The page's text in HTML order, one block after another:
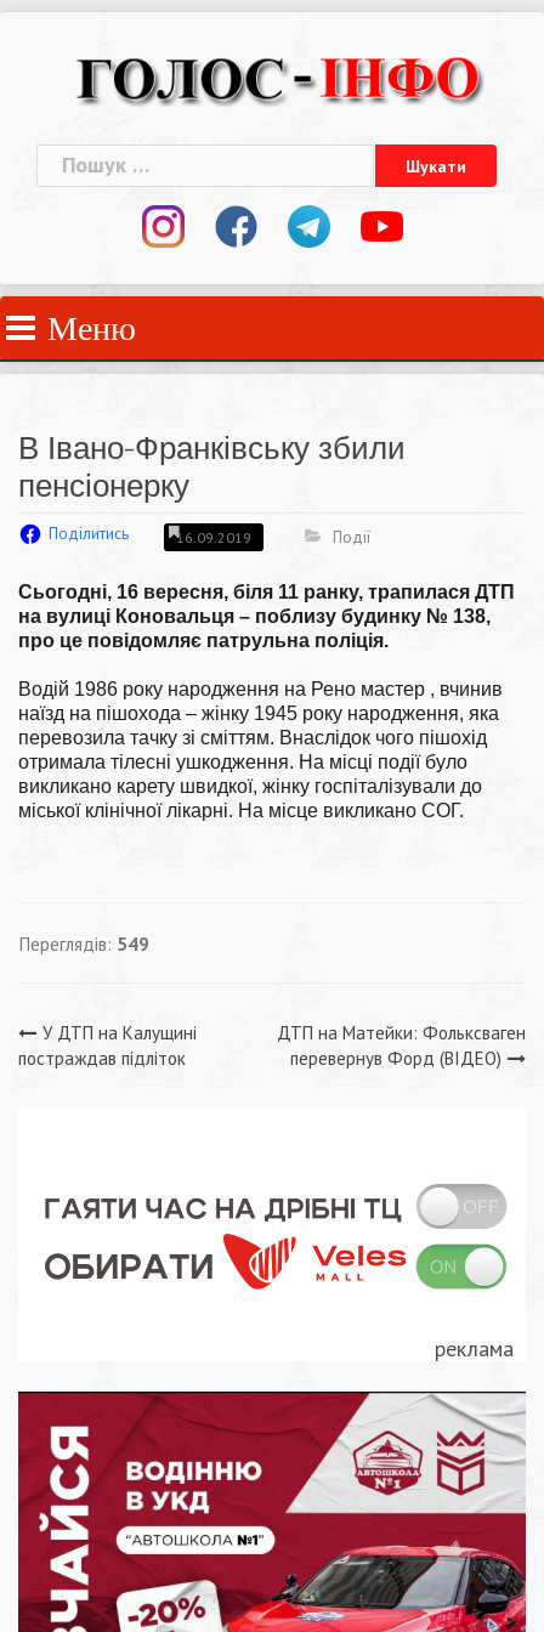
Пошук:
Меню
В Івано-Франківську збили
пенсіонерку
Поділитись 16.09.2019 Події
Сьогодні, 16 вересня, біля 11 ранку, трапилася ДТП
на вулиці Коновальця – поблизу будинку № 138,
про це повідомляє патрульна поліція.
Водій 1986 року народження на Рено мастер , вчинив
наїзд на пішохода – жінку 1945 року народження, яка
перевозила тачку зі сміттям. Внаслідок чого пішохід
отримала тілесні ушкодження. На місці події було
викликано карету швидкої, жінку госпіталізували до
міської клінічної лікарні. На місце викликано СОГ.
Переглядів: 549
Навігація
У ДТП на Калущині
постраждав підліток
ДТП на Матейки: Фольксваген
перевернув Форд (ВІДЕО)